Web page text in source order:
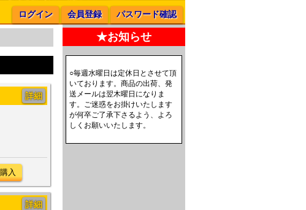
ログイン 会員登録 パスワード確認
詳細
購入
詳細
★お知らせ
○毎週水曜日は定休日とさせて頂
いております。商品の出荷、発
送メールは翌木曜日になりま
す。ご迷惑をお掛けいたします
が何卒ご了承下さるよう、よろ
しくお願いいたします。